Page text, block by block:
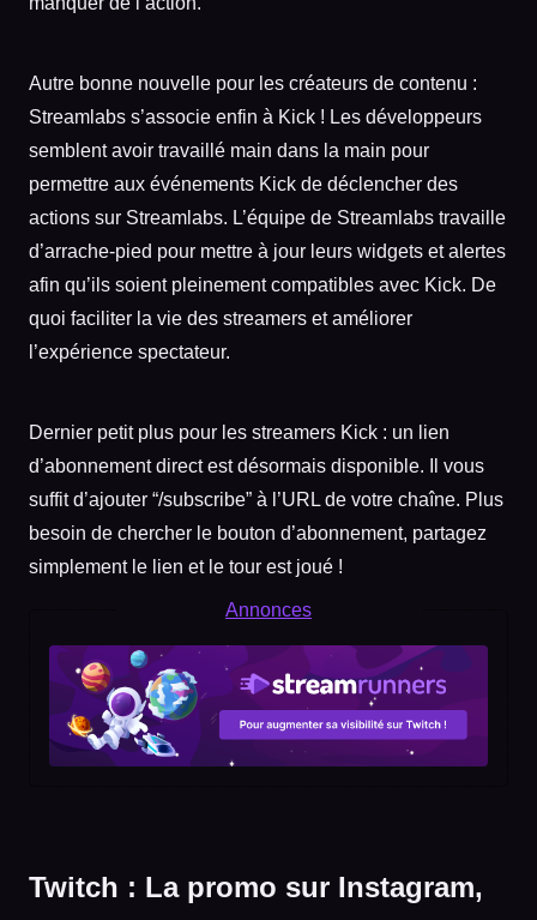
Autre bonne nouvelle pour les créateurs de contenu :
Streamlabs s’associe enfin à Kick ! Les développeurs
semblent avoir travaillé main dans la main pour
permettre aux événements Kick de déclencher des
actions sur Streamlabs. L’équipe de Streamlabs travaille
d’arrache-pied pour mettre à jour leurs widgets et alertes
afin qu’ils soient pleinement compatibles avec Kick. De
quoi faciliter la vie des streamers et améliorer
l’expérience spectateur.
Dernier petit plus pour les streamers Kick : un lien
d’abonnement direct est désormais disponible. Il vous
suffit d’ajouter “/subscribe” à l’URL de votre chaîne. Plus
besoin de chercher le bouton d’abonnement, partagez
simplement le lien et le tour est joué !
Annonces
Twitch : La promo sur Instagram,